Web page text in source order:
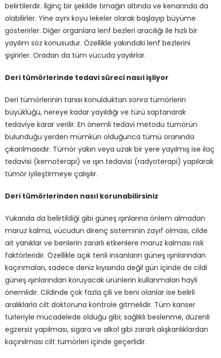
belirtilerdir. İlginç bir şekilde tırnağın altında ve kenarında da
olabilirler. Yine aynı koyu lekeler olarak başlayıp büyüme
gösterirler. Diğer organlara lenf bezleri aracılığı ile hızlı bir
yayılım söz konusudur. Özellikle yakındaki lenf bezlerini
şişirirler. Oradan da tüm vücuda yayılırlar.
Deri tümörlerinde tedavi süreci nasıl işliyor
Deri tümörlerinin tanısı konulduktan sonra tümörlerin
büyüklüğü, nereye kadar yayıldığı ve türü saptanarak
tedaviye karar verilir. En önemli tedavi metodu tümörün
bulunduğu yerden mümkün olduğunca tümü oranında
çıkarılmasıdır. Tümör yakın veya uzak bir yere yayılmış ise ilaç
tedavisi (kemoterapi) ve ışın tedavisi (radyoterapi) yapılarak
tümör iyileştirmeye çalışılır.
Deri tümörlerinden nasıl korunabilirsiniz
Yukarıda da belirtildiği gibi güneş ışınlarına önlem almadan
maruz kalma, vücudun direnç sisteminin zayıf olması, cilde
ait yanıklar ve benlerin zararlı etkenlere maruz kalması risk
faktörleridir. Özellikle açık tenli insanların güneş ışınlarından
kaçınmaları, sadece deniz kıyısında değil gün içinde de cildi
güneş ışınlarından koruyacak ürünlerin kullanmaları hayli
önemlidir. Cildinde çok fazla çili ve beni olanlar ise belirli
aralıklarla cilt doktoruna kontrole gitmelidir. Tüm kanser
türleriyle mücadelede olduğu gibi; sağlıklı beslenme, düzenli
egzersiz yapılması, sigara ve alkol gibi zararlı alışkanlıklardan
kaçınılması cilt tümörleri içinde geçerlidir.